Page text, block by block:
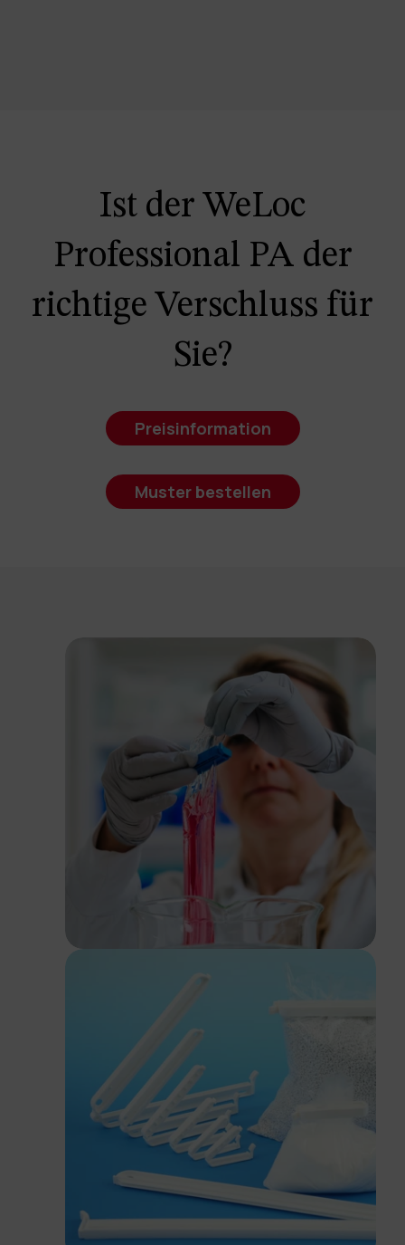
Ist der WeLoc
Professional PA der
richtige Verschluss für
Sie?
Preisinformation
Muster bestellen